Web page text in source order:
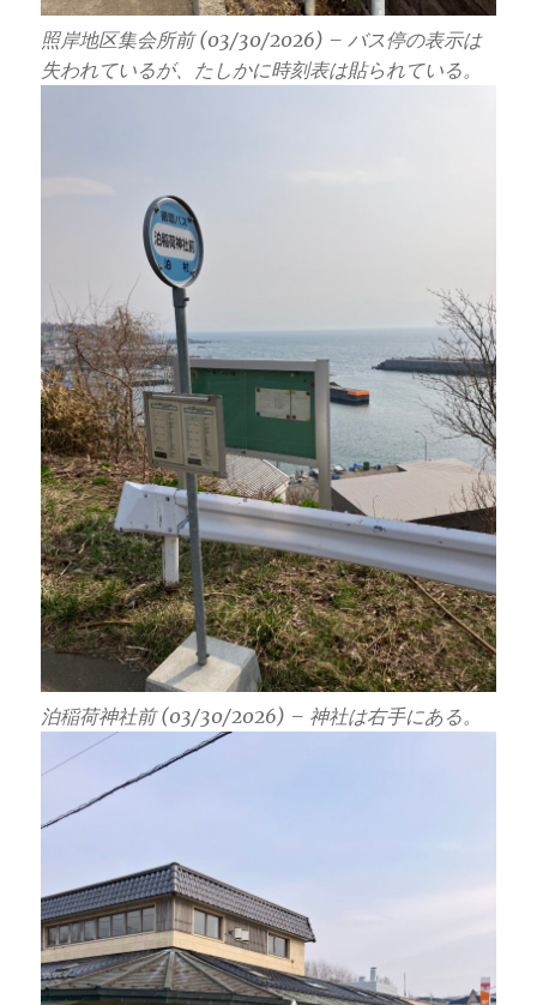
照岸地区集会所前 (03/30/2026) – バス停の表示は
失われているが、たしかに時刻表は貼られている。
泊稲荷神社前 (03/30/2026) – 神社は右手にある。